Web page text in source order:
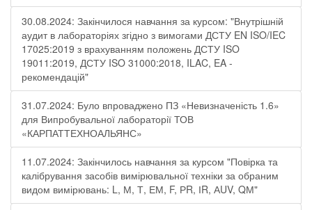
30.08.2024: Закінчилося навчання за курсом: "Внутрішній
аудит в лабораторіях згідно з вимогами ДСТУ EN ISO/IEC
17025:2019 з врахуванням положень ДСТУ ISO
19011:2019, ДСТУ ISO 31000:2018, ILAC, EA -
рекомендацій"
31.07.2024: Було впроваджено ПЗ «Невизначеність 1.6»
для Випробувальної лабораторії ТОВ
«КАРПАТТЕХНОАЛЬЯНС»
11.07.2024: Закінчилось навчання за курсом "Повірка та
калібрування засобів вимірювальної техніки за обраним
видом вимірювань: L, М, Т, ЕМ, F, РR, ІR, АUV, QМ"